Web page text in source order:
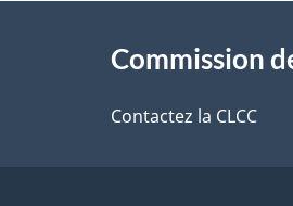
a
l
proposCommission
Contactez la CLCC